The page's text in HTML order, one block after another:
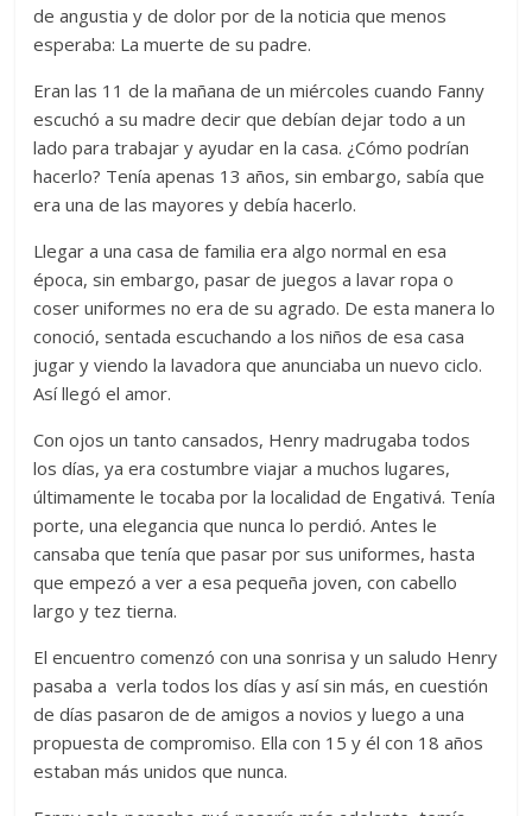
de angustia y de dolor por de la noticia que menos
esperaba: La muerte de su padre.
Eran las 11 de la mañana de un miércoles cuando Fanny
escuchó a su madre decir que debían dejar todo a un
lado para trabajar y ayudar en la casa. ¿Cómo podrían
hacerlo? Tenía apenas 13 años, sin embargo, sabía que
era una de las mayores y debía hacerlo.
Llegar a una casa de familia era algo normal en esa
época, sin embargo, pasar de juegos a lavar ropa o
coser uniformes no era de su agrado. De esta manera lo
conoció, sentada escuchando a los niños de esa casa
jugar y viendo la lavadora que anunciaba un nuevo ciclo.
Así llegó el amor.
Con ojos un tanto cansados, Henry madrugaba todos
los días, ya era costumbre viajar a muchos lugares,
últimamente le tocaba por la localidad de Engativá. Tenía
porte, una elegancia que nunca lo perdió. Antes le
cansaba que tenía que pasar por sus uniformes, hasta
que empezó a ver a esa pequeña joven, con cabello
largo y tez tierna.
El encuentro comenzó con una sonrisa y un saludo Henry
pasaba a verla todos los días y así sin más, en cuestión
de días pasaron de de amigos a novios y luego a una
propuesta de compromiso. Ella con 15 y él con 18 años
estaban más unidos que nunca.